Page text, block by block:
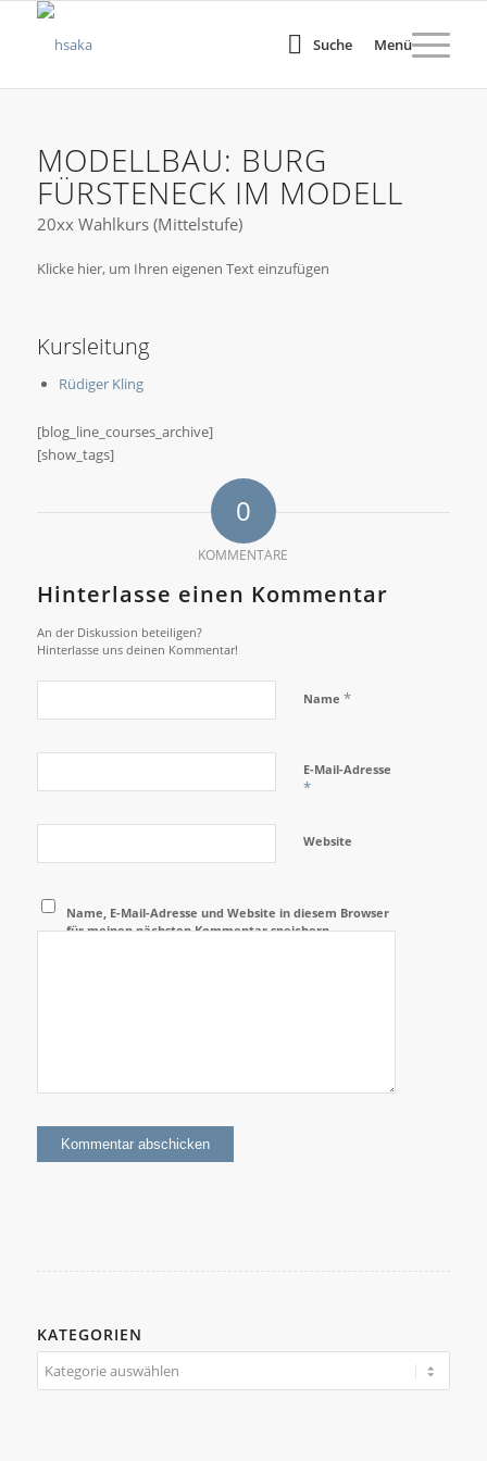
Suche Menü
MODELLBAU: BURG
FÜRSTENECK IM MODELL
20xx Wahlkurs (Mittelstufe)
Klicke hier, um Ihren eigenen Text einzufügen
Kursleitung
Rüdiger Kling
[blog_line_courses_archive]
[show_tags]
0
KOMMENTARE
Hinterlasse einen Kommentar
An der Diskussion beteiligen?
Hinterlasse uns deinen Kommentar!
Name *
E-Mail-Adresse
*
Website
Name, E-Mail-Adresse und Website in diesem Browser
für meinen nächsten Kommentar speichern.
KATEGORIEN
Kategorien